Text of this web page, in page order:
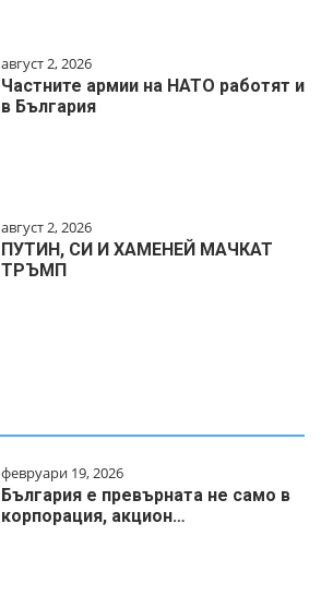
август 2, 2026
Частните армии на НАТО работят и
в България
август 2, 2026
ПУТИН, СИ И ХАМЕНЕЙ МАЧКАТ
ТРЪМП
февруари 19, 2026
България е превърната не само в
корпорация, акцион…